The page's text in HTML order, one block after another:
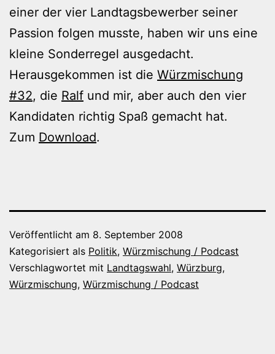
einer der vier Landtagsbewerber seiner
Passion folgen musste, haben wir uns eine
kleine Sonderregel ausgedacht.
Herausgekommen ist die Würzmischung
#32, die Ralf und mir, aber auch den vier
Kandidaten richtig Spaß gemacht hat.
Zum Download.
Veröffentlicht am 8. September 2008
Kategorisiert als Politik, Würzmischung / Podcast
Verschlagwortet mit Landtagswahl, Würzburg,
Würzmischung, Würzmischung / Podcast